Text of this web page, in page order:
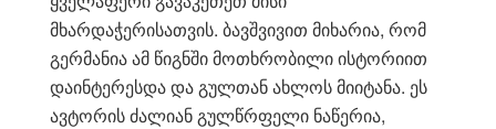
მხარდაჭერისათვის. ბავშვივით მიხარია, რომ
გერმანია ამ წიგნში მოთხრობილი ისტორიით
დაინტერესდა და გულთან ახლოს მიიტანა. ეს
ავტორის ძალიან გულწრფელი ნაწერია,